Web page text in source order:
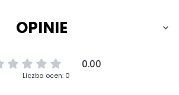
OPINIE
0.00
Liczba ocen: 0